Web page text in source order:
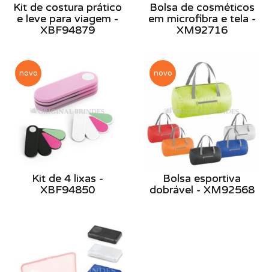
Kit de costura prático
e leve para viagem -
XBF94879
Bolsa de cosméticos
em microfibra e tela -
XM92716
novo
Kit de 4 lixas -
XBF94850
novo
Bolsa esportiva
dobrável - XM92568